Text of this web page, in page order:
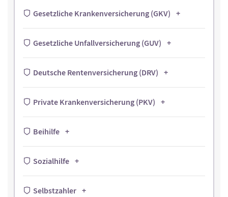
Gesetzliche Krankenversicherung (GKV)
Gesetzliche Unfallversicherung (GUV)
Deutsche Rentenversicherung (DRV)
Private Krankenversicherung (PKV)
Beihilfe
Sozialhilfe
Selbstzahler